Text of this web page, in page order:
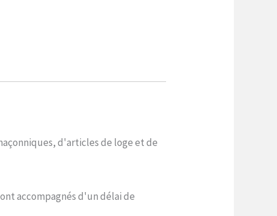
d'articles de loge et de
accompagnés d'un délai de